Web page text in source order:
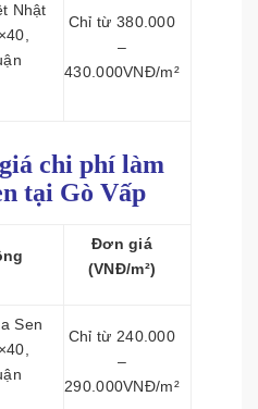
Nhật
Chỉ từ 380.000
–
430.000VNĐ/m²
chi phí làm
tại Gò Vấp
Đơn giá
(VNĐ/m²)
Sen
Chỉ từ 240.000
–
290.000VNĐ/m²